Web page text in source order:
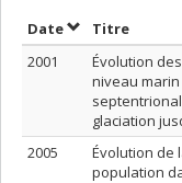
DateTrier par date
Titre
2001
Évolution
niveau
glaciation
2005
Évolution de
population